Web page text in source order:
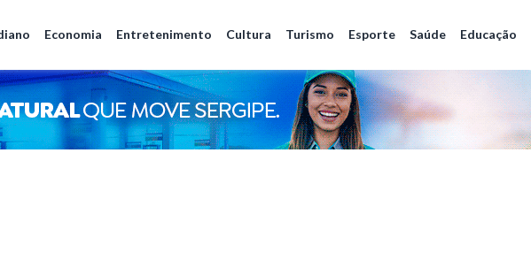
Economia Entretenimento Cultura Turismo Esporte Saúde Educação